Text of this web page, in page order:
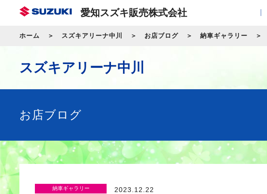
愛知スズキ販売株式会社
ホーム スズキアリーナ中川 お店ブログ 納車ギャラリー
スズキアリーナ中川
お店ブログ
納車ギャラリー 2023.12.22